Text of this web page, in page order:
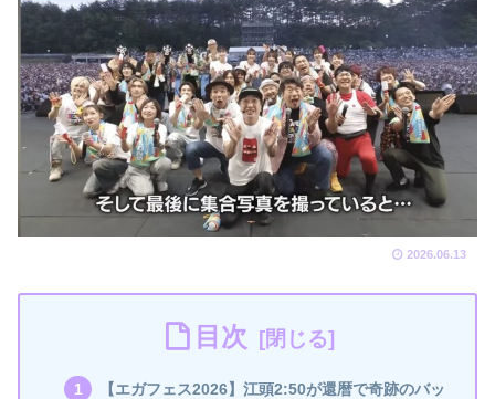
2026.06.13
目次
【エガフェス2026】江頭2:50が還暦で奇跡のバッ